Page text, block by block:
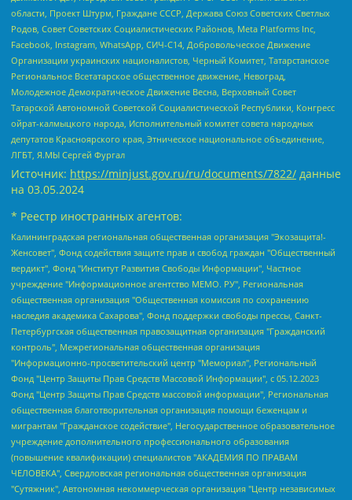
области, Проект Штурм, Граждане СССР, Держава Союз Советских Светлых
Родов, Совет Советских Социалистических Районов, Meta Platforms Inc,
Facebook, Instagram, WhatsApp, СИЧ-С14, Добровольческое Движение
Организации украинских националистов, Черный Комитет, Татарстанское
Региональное Всетатарское общественное движение, Невоград,
Молодежное Демократическое Движение Весна, Верховный Совет
Татарской Автономной Советской Социалистической Республики, Конгресс
ойрат-калмыцкого народа, Исполнительный комитет совета народных
депутатов Красноярского края, Этническое национальное объединение,
ЛГБТ, Я.МЫ Сергей Фургал
Источник: https://minjust.gov.ru/ru/documents/7822/ данные
на 03.05.2024
* Реестр иностранных агентов:
Калининградская региональная общественная организация "Экозащита!-Женсовет", Фонд содействия защите прав и свобод граждан "Общественный вердикт", Фонд "Институт Развития Свободы Информации", Частное учреждение "Информационное агентство МЕМО. РУ", Региональная общественная организация "Общественная комиссия по сохранению наследия академика Сахарова", Фонд поддержки свободы прессы, Санкт-Петербургская общественная правозащитная организация "Гражданский контроль", Межрегиональная общественная организация "Информационно-просветительский центр "Мемориал", Региональный Фонд "Центр Защиты Прав Средств Массовой Информации", с 05.12.2023 Фонд "Центр Защиты Прав Средств массовой информации", Региональная общественная благотворительная организация помощи беженцам и мигрантам "Гражданское содействие", Негосударственное образовательное учреждение дополнительного профессионального образования (повышение квалификации) специалистов "АКАДЕМИЯ ПО ПРАВАМ ЧЕЛОВЕКА", Свердловская региональная общественная организация "Сутяжник", Автономная некоммерческая организация "Центр независимых социологических исследований", Союз общественных объединений "Российский исследовательский центр по правам человека", Региональное общественное учреждение научно-информационный центр "МЕМОРИАЛ", Некоммерческая организация "Фонд защиты гласности", Автономная некоммерческая организация "Институт прав человека", Городская общественная организация "Екатеринбургское общество "МЕМОРИАЛ", Городская общественная организация "Рязанское историко-просветительское и правозащитное общество "Мемориал" (Рязанский Мемориал), Челябинский региональный орган общественной самодеятельности – женское общественное объединение "Женщины Евразии", Челябинский региональный орган общественной самодеятельности "Уральская правозащитная группа", Фонд содействия защите здоровья и социальной справедливости имени Андрея Рылькова, Автономная Некоммерческая Организация "Аналитический Центр Юрия Левады", Автономная некоммерческая организация социальной поддержки населения "Проект Апрель", Региональная общественная организация помощи женщинам и детям, находящимся в кризисной ситуации "Информационно-методический центр "Анна", Фонд содействия развитию массовых коммуникаций и правовому просвещению "Так-так-Так", Фонд содействия устойчивому развитию "Серебряная тайга", Свердловский региональный общественный фонд социальных проектов "Новое время", "Idel.Реалии", Кавказ.Реалии, Крым.Реалии, Телеканал Настоящее Время, Татаро-башкирская служба Радио Свобода (Azatliq Radiosi), Радио Свободная Европа/Радио Свобода (PCE/PC), "Сибирь.Реалии", "Фактограф", Благотворительный фонд помощи осужденным и их семьям, Автономная некоммерческая организация "Институт глобализации и социальных движений", Фонд "В защиту прав заключенных", Частное учреждение "Центр поддержки и содействия развитию средств массовой информации", Пензенский региональный общественный благотворительный фонд "Гражданский союз", "Север.Реалии", Некоммерческая организация Фонд "Правовая инициатива", Общество с ограниченной ответственностью "Радио Свободная Европа/Радио Свобода", Чешское информационное агентство "MEDIUM-ORIENT", Красноярская региональная общественная организация "Мы против СПИДа", Камалягин Денис Николаевич, Маркелов Сергей Евгеньевич, Пономарев Лев Александрович, Савицкая Людмила Алексеевна, Автономная некоммерческая организация "Центр по работе с проблемой насилия "НАСИЛИЮ.НЕТ", Межрегиональный профессиональный союз работников здравоохранения "Альянс врачей", Юридическое лицо, зарегистрированное в Латвийской Республике, SIA "Medusa Project" (регистрационный номер 40103797863, дата регистрации 10.06.2014), Некоммерческая организация "Фонд по борьбе с коррупцией", Автономная некоммерческая организация "Институт права и публичной политики", Баданин Роман Сергеевич, Гликин Максим Александрович, Железнова Мария Михайловна, Лукьянова Юлия Сергеевна, Маетная Елизавета Витальевна, Маняхин Петр Борисович, Чуракова Ольга Владимировна, Ярош Юлия Петровна, Юридическое лицо "The Insider SIA", зарегистрированное в Риге, Латвийская Республика (дата регистрации 26.06.2015), являющееся администратором доменного имени интернет-издания "The Insider SIA", https://theins.ru, Постернак Алексей Евгеньевич, Рубин Михаил Аркадьевич, Анин Роман Александрович, Юридическое лицо Istories fonds, зарегистрированное в Латвийской Республике (регистрационный номер 50008295751, дата регистрации 24.02.2020), Великовский Дмитрий Александрович, Долинина Ирина Николаевна, Мароховская Алеся Алексеевна, Шлейнов Роман Юрьевич, Шмагун Олеся Валентиновна, Общество с ограниченной ответственностью "Альтаир 2021", Общество с ограниченной ответственностью "Вега 2021", Общество с ограниченной ответственностью "Главный редактор 2021", Общество с ограниченной ответственностью "Ромашки монолит", Важенков Артем Валерьевич, Ивановская областная общественная организация "Центр гендерных исследований", Гурман Юрий Альбертович, Медиапроект "ОВД-Инфо", Егоров Владимир Владимирович, Жилинский Владимир Александрович, Общество с ограниченной ответственностью "ЗП", Иванова София Юрьевна, Карезина Инна Павловна, Кильтау Екатерина Викторовна, Петров Алексей Викторович, Пискунов Сергей Евгеньевич, Смирнов Сергей Сергеевич, Тихонов Михаил Сергеевич, Общество с ограниченной ответственностью "ЖУРНАЛИСТ-ИНОСТРАННЫЙ АГЕНТ", Арапова Галина Юрьевна, Вольтская Татьяна Анатольевна, Американская компания "Mason G.E.S. Anonymous Foundation" (США), являющаяся владельцем интернет-издания https://mnews.world/, Компания "Stichting Bellingcat", зарегистрированная в Нидерландах (дата регистрации 11.07.2018), Захаров Андрей Вячеславович, Клепиковская Екатерина Дмитриевна, Общество с ограниченной ответственностью "МЕМО", Перл Роман Александрович, Симонов Евгений Алексеевич, Соловьева Елена Анатольевна, Сотников Даниил Владимирович, Сурначева Елизавета Дмитриевна, Автономная некоммерческая организация по защите прав человека и информированию населения "Якутия – Наше Мнение", Общество с ограниченной ответственностью "Москоу диджитал медиа", с 26.01.2023 Общество с ограниченной ответственностью "Чайка Белые сады", Ветошкина Валерия Валерьевна, Заговора Максим Александрович, Межрегиональное общественное движение "Российская ЛГБТ - сеть", Оленичев Максим Владимирович, Павлов Иван Юрьевич, Скворцова Елена Сергеевна, Общество с ограниченной ответственностью "Как бы инагент", Кочетков Игорь Викторович, Общество с ограниченной ответственностью "Честные выборы", Еланчик Олег Александрович, Общество с ограниченной ответственностью "Нобелевский призыв", Гималова Регина Эмилевна, Григорьев Андрей Валерьевич, Григорьева Алина Александровна, Ассоциация по содействию защите прав призывников, альтернативнослужащих и военнослужащих "Правозащитная группа "Гражданин.Армия.Право", Хисамова Регина Фаритовна, Автономная некоммерческая организация по реализации социально-правовых программ "Лилит", Дальневосточное общественное движение "Маяк", Санкт-Петербургская ЛГБТ-инициативная группа "Выход", Инициативная группа ЛГБТ+ "Реверс", Алексеев Андрей Викторович, Бекбулатова Таисия Львовна, Беляев Иван Михайлович, Владыкина Елена Сергеевна, Гельман Марат Александрович, Никульшина Вероника Юрьевна, Толоконникова Надежда Андреевна, Шендерович Виктор Анатольевич, Общество с ограниченной ответственностью "Данное сообщение", Общество с ограниченной ответственностью Издательский дом "Новая глава", Айнбиндер Александра Александровна, Московский комьюнити-центр для ЛГБТ+инициатив, Благотворительный фонд развития филантропии, Deutsche Welle (Германия, Kurt-Schumacher-Strasse 3, 53113 Bonn), Борзунова Мария Михайловна, Воробьев Виктор Викторович, Голубева Анна Львовна, Константинова Алла Михайловна, Малкова Ирина Владимировна, Мурадов Мурад Абдулгалимович, Осетинская Елизавета Николаевна, Понасенков Евгений Николаевич, Ганапольский Матвей Юрьевич, Киселев Евгений Алексеевич, Борухович Ирина Григорьевна, Дремин Иван Тимофеевич, Дубровский Дмитрий Викторович, Красноярская региональная общественная организация поддержки и развития альтернативных образовательных технологий и межкультурных коммуникаций "ИНТЕРРА", Маяковская Екатерина Алексеевна, Фейгин Марк Захарович, Филимонов Андрей Викторович, Дзугкоева Регина Николаевна, Доброхотов Роман Александрович, Дудь Юрий Александрович, Елкин Сергей Владимирович, Кругликов Кирилл Игоревич, Сабунаева Мария Леонидовна, Семенов Алексей Владимирович, Шаинян Карен Багратович, Шульман Екатерина Михайловна, Асафьев Артур Валерьевич, Вахштайн Виктор Семенович, Венедиктов Алексей Алексеевич, Лушникова Екатерина Евгеньевна, Волков Леонид Михайлович, Невзоров Александр Глебович, Пархоменко Сергей Борисович, Сироткин Ярослав Николаевич, Кара-Мурза Владимир Владимирович, Баранова Наталья Владимировна, Гозман Леонид Яковлевич, Кагарлицкий Борис Юльевич, Климарев Михаил Валерьевич, Милов Владимир Станиславович, Автономная некоммерческая организация Краснодарский центр современного искусства "Типография", Моргенштерн Алишер Тагирович, Соболь Любовь Эдуардовна, Общество с ограниченной ответственностью "ЛИЗА НОРМ", Каспаров Гарри Кимович, Ходорковский Михаил Борисович, Общество с ограниченной ответственностью "Апрельские тезисы", Данилович Ирина Брониславовна, Кашин Олег Владимирович, Петров Николай Владимирович, Пивоваров Алексей Владимирович, Соколов Михаил Владимирович, Цветкова Юлия Владимировна, Чичваркин Евгений Александрович, Комитет против пыток/Команда против пыток, Общество с ограниченной ответственностью "Первый научный", Общество с ограниченной ответственностью "Вертолет и ко", Белоцерковская Вероника Борисовна, Кац Максим Евгеньевич, Лазарева Татьяна Юрьевна, Шаведдинов Руслан Табризович, Яшин Илья Валерьевич, Общество с ограниченной ответственностью "Иноагент ААВ", Алешковский Дмитрий Петрович, Альбац Евгения Марковна, Быков Дмитрий Львович, Галямина Юлия Евгеньевна, Лойко Сергей Леонидович, Мартынов Кирилл Константинович, Медведев Сергей Александрович, Крашенинников Федор Геннадиевич, Гордеева Катерина Вл